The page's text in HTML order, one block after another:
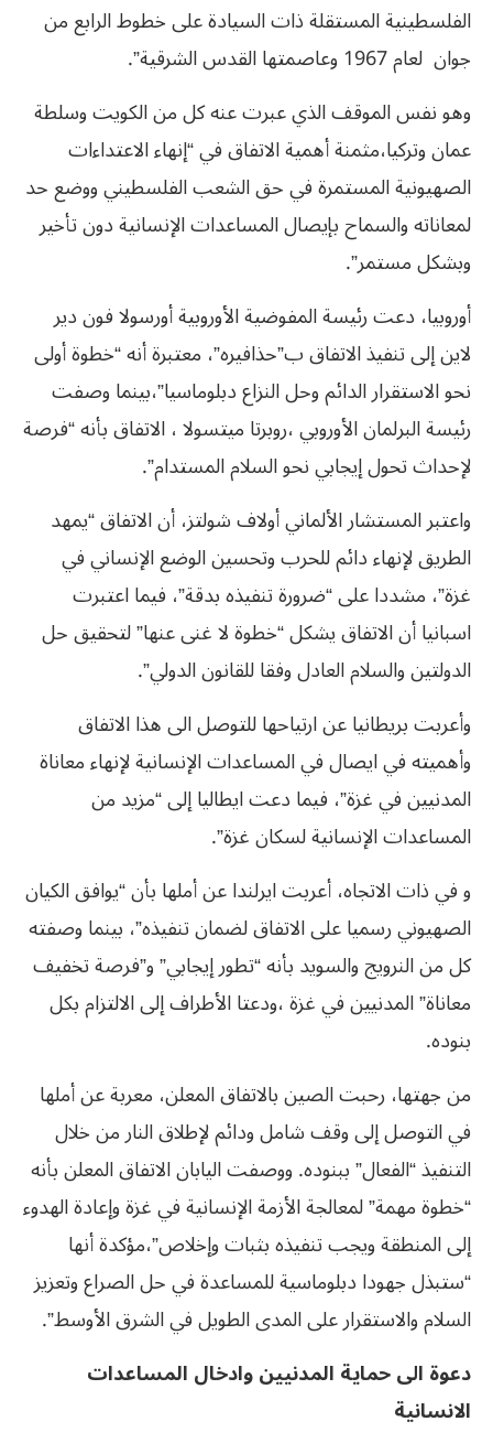
الفلسطينية المستقلة ذات السيادة على خطوط الرابع من
جوان لعام 1967 وعاصمتها القدس الشرقية”.
وهو نفس الموقف الذي عبرت عنه كل من الكويت وسلطة
عمان وتركيا،مثمنة أهمية الاتفاق في “إنهاء الاعتداءات
الصهيونية المستمرة في حق الشعب الفلسطيني ووضع حد
لمعاناته والسماح بإيصال المساعدات الإنسانية دون تأخير
وبشكل مستمر”.
أوروبيا، دعت رئيسة المفوضية الأوروبية أورسولا فون دير
لاين إلى تنفيذ الاتفاق ب”حذافيره”، معتبرة أنه “خطوة أولى
نحو الاستقرار الدائم وحل النزاع دبلوماسيا”،بينما وصفت
رئيسة البرلمان الأوروبي ،روبرتا ميتسولا ، الاتفاق بأنه “فرصة
لإحداث تحول إيجابي نحو السلام المستدام”.
واعتبر المستشار الألماني أولاف شولتز، أن الاتفاق “يمهد
الطريق لإنهاء دائم للحرب وتحسين الوضع الإنساني في
غزة”، مشددا على “ضرورة تنفيذه بدقة”، فيما اعتبرت
اسبانيا أن الاتفاق يشكل “خطوة لا غنى عنها” لتحقيق حل
الدولتين والسلام العادل وفقا للقانون الدولي”.
وأعربت بريطانيا عن ارتياحها للتوصل الى هذا الاتفاق
وأهميته في ايصال في المساعدات الإنسانية لإنهاء معاناة
المدنيين في غزة”، فيما دعت ايطاليا إلى “مزيد من
المساعدات الإنسانية لسكان غزة”.
و في ذات الاتجاه، أعربت ايرلندا عن أملها بأن “يوافق الكيان
الصهيوني رسميا على الاتفاق لضمان تنفيذه”، بينما وصفته
كل من النرويج والسويد بأنه “تطور إيجابي” و”فرصة تخفيف
معاناة” المدنيين في غزة ،ودعتا الأطراف إلى الالتزام بكل
بنوده.
من جهتها، رحبت الصين بالاتفاق المعلن، معربة عن أملها
في التوصل إلى وقف شامل ودائم لإطلاق النار من خلال
التنفيذ “الفعال” ببنوده. ووصفت اليابان الاتفاق المعلن بأنه
“خطوة مهمة” لمعالجة الأزمة الإنسانية في غزة وإعادة الهدوء
إلى المنطقة ويجب تنفيذه بثبات وإخلاص”،مؤكدة أنها
“ستبذل جهودا دبلوماسية للمساعدة في حل الصراع وتعزيز
السلام والاستقرار على المدى الطويل في الشرق الأوسط”.
دعوة الى حماية المدنيين وادخال المساعدات
الانسانية